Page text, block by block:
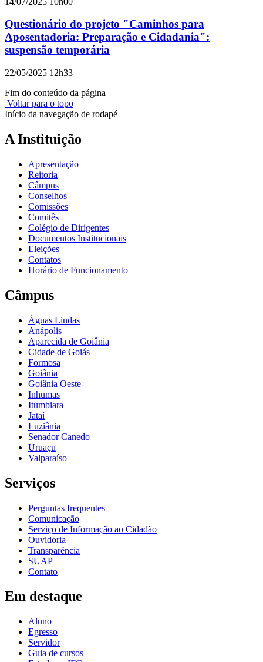
Questionário do projeto "Caminhos para
Aposentadoria: Preparação e Cidadania":
suspensão temporária
22/05/2025 12h33
Fim do conteúdo da página
Voltar para o topo
Início da navegação de rodapé
A Instituição
Apresentação
Reitoria
Câmpus
Conselhos
Comissões
Comitês
Colégio de Dirigentes
Documentos Institucionais
Eleições
Contatos
Horário de Funcionamento
Câmpus
Águas Lindas
Anápolis
Aparecida de Goiânia
Cidade de Goiás
Formosa
Goiânia
Goiânia Oeste
Inhumas
Itumbiara
Jataí
Luziânia
Senador Canedo
Uruaçu
Valparaíso
Serviços
Perguntas frequentes
Comunicação
Serviço de Informação ao Cidadão
Ouvidoria
Transparência
SUAP
Contato
Em destaque
Aluno
Egresso
Servidor
Guia de cursos